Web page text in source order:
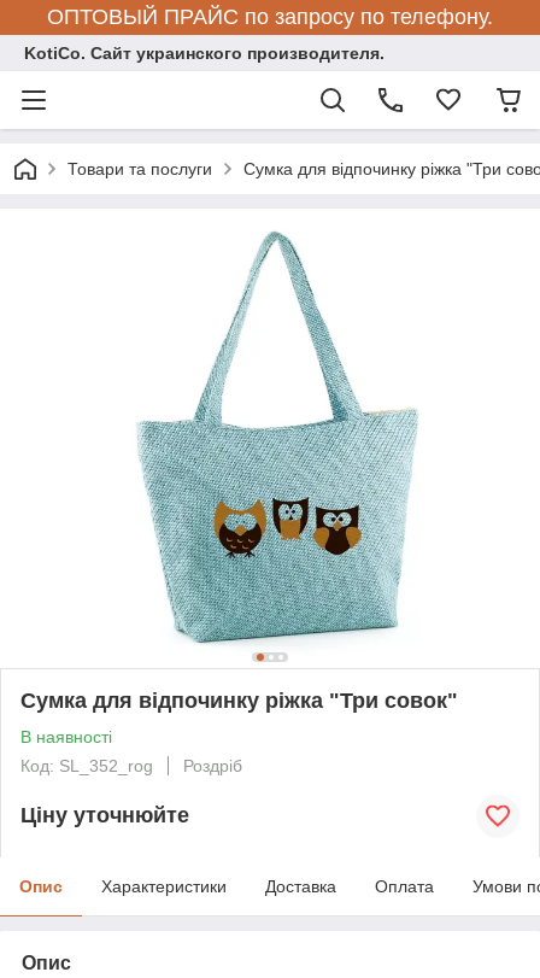
ОПТОВЫЙ ПРАЙС по запросу по телефону.
KotiCo. Сайт украинского производителя.
Товари та послуги Сумка для відпочинку ріжка "Три
Сумка для відпочинку ріжка "Три совок"
В наявності
Код: SL_352_rog
Роздріб
Ціну уточнюйте
Опис Характеристики Доставка Оплата Умови
Опис